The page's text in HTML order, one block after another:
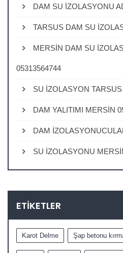
DAM SU İZOLASYONU
TARSUS DAM SU
MERSİN DAM SU
05313564744
SU İZOLASYON
DAM YALITIMI MERSİN
DAM
SU İZOLASYONU
ETIKETLER
Karot Delme Şap betonu